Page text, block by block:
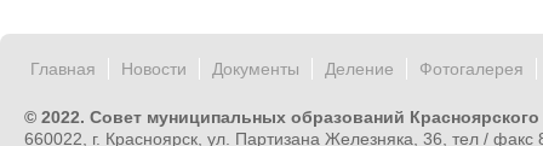
Главная Новости Документы Деление Фотогалерея
© 2022. Совет муниципальных образований Красноярского
660022, г. Красноярск, ул. Партизана Железняка, 36, тел /